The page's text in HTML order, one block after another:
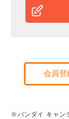
会員登
※バンダイ キャン